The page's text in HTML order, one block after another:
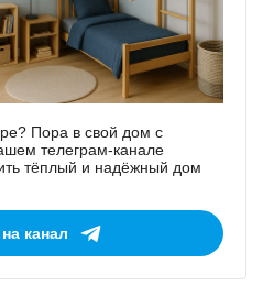
Пора в свой дом с
телеграм-канале
тёплый и надёжный дом
канал